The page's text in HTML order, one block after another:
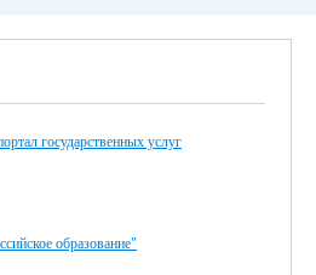
государственных услуг
образование"